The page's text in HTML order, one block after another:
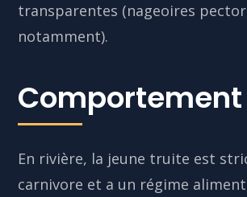
transparentes (nageoires
notamment).
Comportement
En rivière, la jeune truite est
carnivore et a un régime